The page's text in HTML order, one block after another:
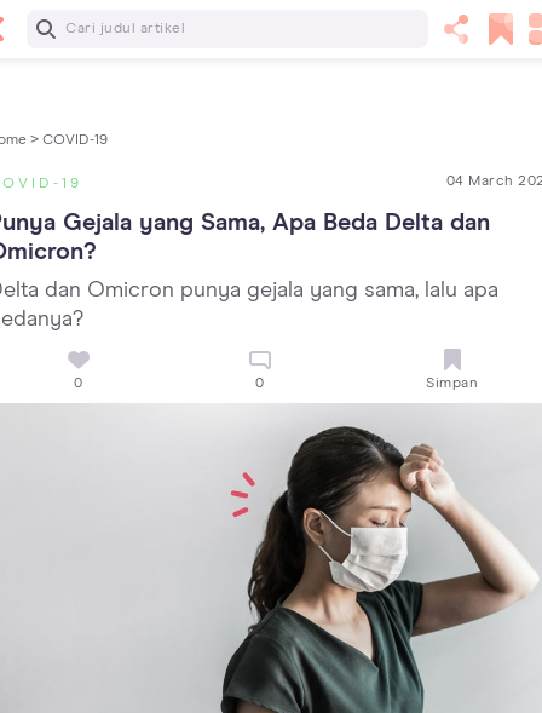
Baca Selanjutnya
> COVID-19
19 04 March
Gejala yang Sama, Apa Beda Delta dan
dan Omicron punya gejala yang sama, lalu apa
0 0 Simpan